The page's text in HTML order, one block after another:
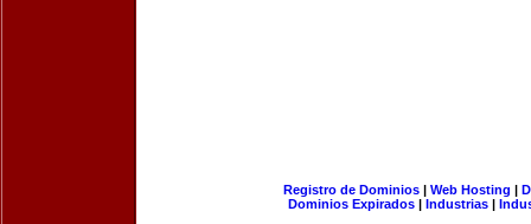
Registro de Dominios| Web Hosting |
Dominios Expirados | Industrias |